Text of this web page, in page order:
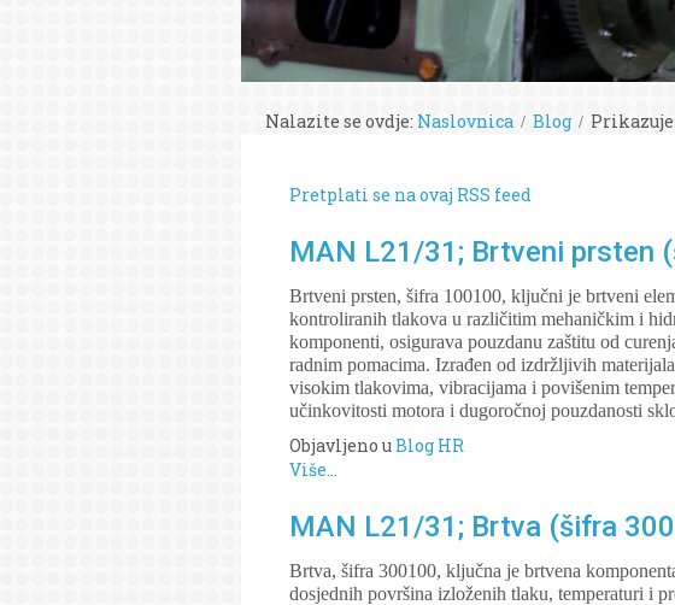
Nalazite se ovdje: Naslovnica Blog
Pretplati se na ovaj RSS feed
MAN L21/31; Brtveni prsten
Brtveni prsten, šifra 100100, ključni je brtveni
kontroliranih tlakova u različitim mehaničkim i
komponenti, osigurava pouzdanu zaštitu od
radnim pomacima. Izrađen od izdržljivih
visokim tlakovima, vibracijama i povišenim
učinkovitosti motora i dugoročnoj pouzdanosti
Objavljeno uBlog HR
Više...
MAN L21/31; Brtva (šifra
Brtva, šifra 300100, ključna je brtvena
dosjednih površina izloženih tlaku, temperaturi i